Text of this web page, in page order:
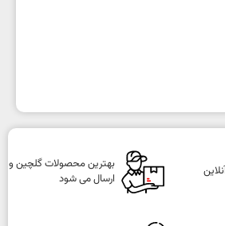
بهترین محصولات گلچین و
ارسال می شود